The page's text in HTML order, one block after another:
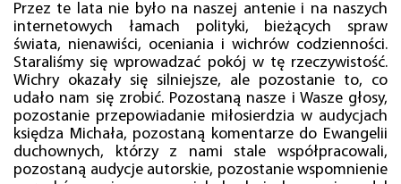
Przez te lata nie było na naszej antenie i na naszych
internetowych łamach polityki, bieżących spraw
świata, nienawiści, oceniania i wichrów codzienności.
Staraliśmy się wprowadzać pokój w tę rzeczywistość.
Wichry okazały się silniejsze, ale pozostanie to, co
udało nam się zrobić. Pozostaną nasze i Wasze głosy,
pozostanie przepowiadanie miłosierdzia w audycjach
księdza Michała, pozostaną komentarze do Ewangelii
duchownych, którzy z nami stale współpracowali,
pozostaną audycje autorskie, pozostanie wspomnienie